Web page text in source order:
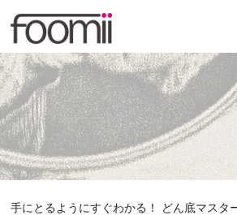
手にとるようにすぐわかる！ どん底マスタ